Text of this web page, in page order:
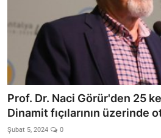
Prof. Dr. Naci Görür'den 25
Dinamit fıçılarının üzerinde
Şubat 5, 2024 0